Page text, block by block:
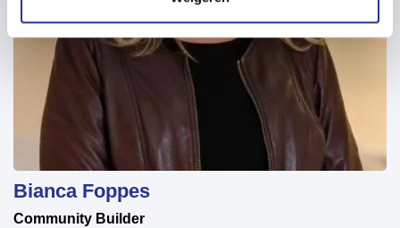
Bianca Foppes
Community Builder